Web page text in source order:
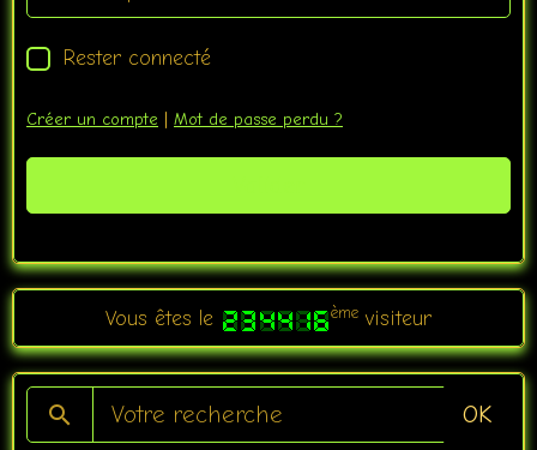
Rester connecté
Créer un compte | Mot de passe perdu ?
Vous êtes le ème visiteur
OK